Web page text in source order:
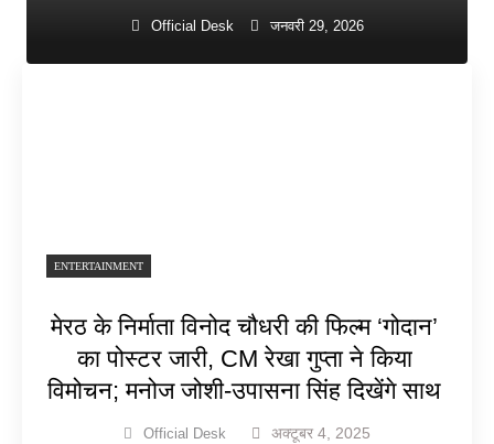
Official Desk जनवरी 29, 2026
ENTERTAINMENT
मेरठ के निर्माता विनोद चौधरी की फिल्म ‘गोदान’
का पोस्टर जारी, CM रेखा गुप्ता ने किया
विमोचन; मनोज जोशी-उपासना सिंह दिखेंगे साथ
Official Desk अक्टूबर 4, 2025